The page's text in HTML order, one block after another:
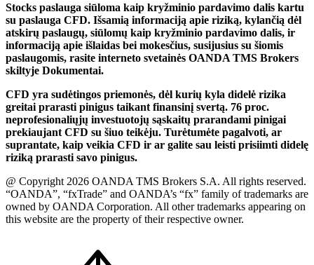
Stocks paslauga siūloma kaip kryžminio pardavimo dalis kartu
su paslauga CFD. Išsamią informaciją apie riziką, kylančią dėl
atskirų paslaugų, siūlomų kaip kryžminio pardavimo dalis, ir
informaciją apie išlaidas bei mokesčius, susijusius su šiomis
paslaugomis, rasite interneto svetainės OANDA TMS Brokers
skiltyje Dokumentai.
CFD yra sudėtingos priemonės, dėl kurių kyla didelė rizika
greitai prarasti pinigus taikant finansinį svertą. 76 proc.
neprofesionaliųjų investuotojų sąskaitų prarandami pinigai
prekiaujant CFD su šiuo teikėju. Turėtumėte pagalvoti, ar
suprantate, kaip veikia CFD ir ar galite sau leisti prisiimti didelę
riziką prarasti savo pinigus.
@ Copyright 2026 OANDA TMS Brokers S.A. All rights reserved.
“OANDA”, “fxTrade” and OANDA’s “fx” family of trademarks are
owned by OANDA Corporation. All other trademarks appearing on
this website are the property of their respective owner.